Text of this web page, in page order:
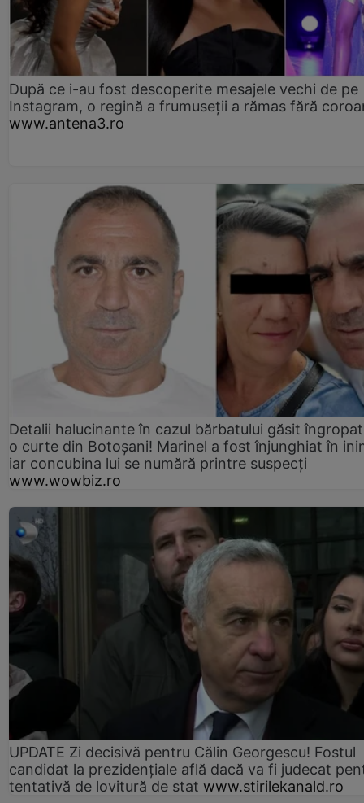
După ce i-au fost descoperite mesajele vechi de pe
Instagram, o regină a frumuseții a rămas fără
www.antena3.ro
Detalii halucinante în cazul bărbatului găsit
o curte din Botoșani! Marinel a fost înjunghiat în
iar concubina lui se numără printre suspecți
www.wowbiz.ro
UPDATE Zi decisivă pentru Călin Georgescu! Fostul
candidat la prezidențiale află dacă va fi judecat
tentativă de lovitură de stat www.stirilekanald.ro